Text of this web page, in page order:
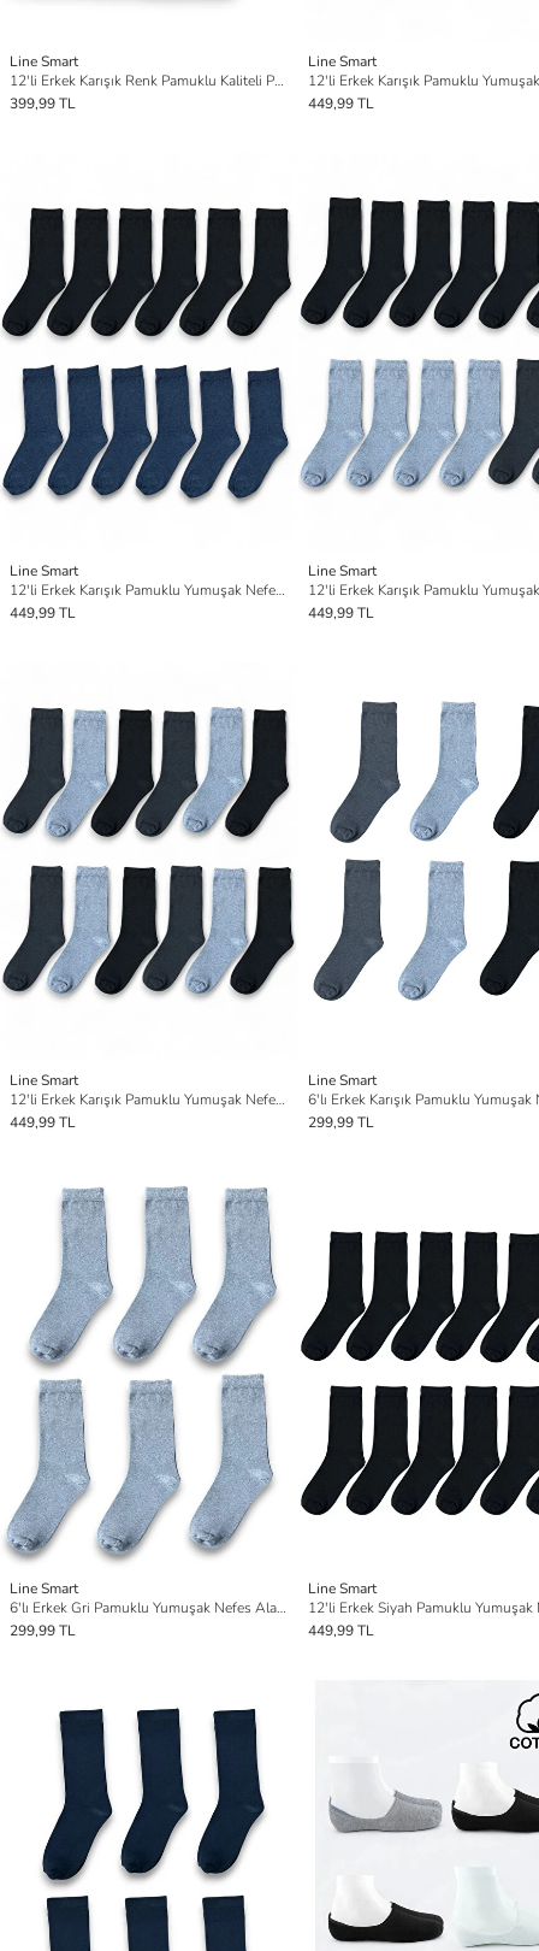
Line Smart
12'li Erkek Karışık Renk Pamuklu Kaliteli Patik Çorap
399,99 TL
Line Smart
449,99 TL
Line Smart
12'li Erkek Karışık Pamuklu Yumuşak Nefes Alabilen Dayanıklı Soket Çorap
449,99 TL
Line Smart
449,99 TL
Line Smart
12'li Erkek Karışık Pamuklu Yumuşak Nefes Alabilen Dayanıklı Soket Çorap
449,99 TL
Line Smart
299,99 TL
Line Smart
6'lı Erkek Gri Pamuklu Yumuşak Nefes Alabilen Dayanıklı Soket Çorap
299,99 TL
Line Smart
449,99 TL